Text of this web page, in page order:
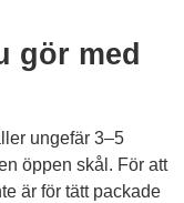
gör med
ungefär 3–5
öppen skål. För att
är för tätt packade